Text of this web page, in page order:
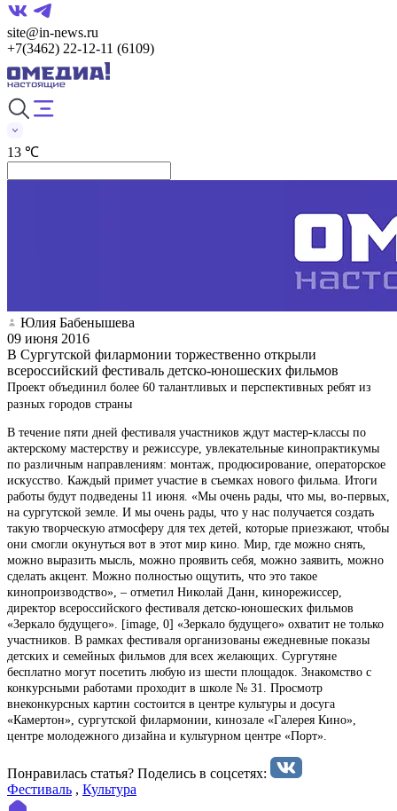
site@in-news.ru
+7(3462) 22-12-11 (6109)
13 ℃
Юлия Бабенышева
09 июня 2016
В Сургутской филармонии торжественно открыли
всероссийский фестиваль детско-юношеских фильмов
Проект объединил более 60 талантливых и перспективных ребят из
разных городов страны
В течение пяти дней фестиваля участников ждут мастер-классы по
актерскому мастерству и режиссуре, увлекательные кинопрактикумы
по различным направлениям: монтаж, продюсирование, операторское
искусство. Каждый примет участие в съемках нового фильма. Итоги
работы будут подведены 11 июня. «Мы очень рады, что мы, во-первых,
на сургутской земле. И мы очень рады, что у нас получается создать
такую творческую атмосферу для тех детей, которые приезжают, чтобы
они смогли окунуться вот в этот мир кино. Мир, где можно снять,
можно выразить мысль, можно проявить себя, можно заявить, можно
сделать акцент. Можно полностью ощутить, что это такое
кинопроизводство», – отметил Николай Данн, кинорежиссер,
директор всероссийского фестиваля детско-юношеских фильмов
«Зеркало будущего». [image, 0] «Зеркало будущего» охватит не только
участников. В рамках фестиваля организованы ежедневные показы
детских и семейных фильмов для всех желающих. Сургутяне
бесплатно могут посетить любую из шести площадок. Знакомство с
конкурсными работами проходит в школе № 31. Просмотр
внеконкурсных картин состоится в центре культуры и досуга
«Камертон», сургутской филармонии, кинозале «Галерея Кино»,
центре молодежного дизайна и культурном центре «Порт».
Понравилась статья? Поделиcь в соцсетях:
Фестиваль , Культура